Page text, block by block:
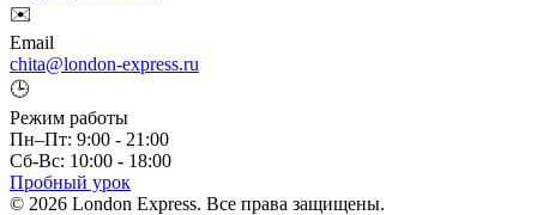
✉️
Email
chita@london-express.ru
🕒
Режим работы
Пн–Пт: 9:00 - 21:00
Сб-Вс: 10:00 - 18:00
Пробный урок
© 2026 London Express. Все права защищены.